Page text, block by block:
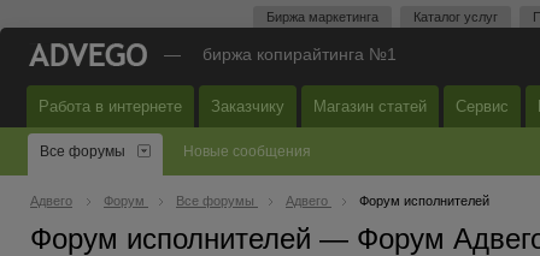
Биржа маркетинга Каталог услуг
— биржа копирайтинга №1
Работа в интернете Заказчику Магазин статей Сервис
Все форумы Новые сообщения
Адвего Форум Все форумы Адвего Форум исполнителей
Форум исполнителей — Форум